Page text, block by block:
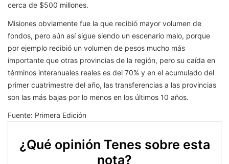
cerca de $500 millones.
Misiones obviamente fue la que recibió mayor volumen de
fondos, pero aún así sigue siendo un escenario malo, porque
por ejemplo recibió un volumen de pesos mucho más
importante que otras provincias de la región, pero su caída en
términos interanuales reales es del 70% y en el acumulado del
primer cuatrimestre del año, las transferencias a las provincias
son las más bajas por lo menos en los últimos 10 años.
Fuente: Primera Edición
¿Qué opinión Tenes sobre esta
nota?